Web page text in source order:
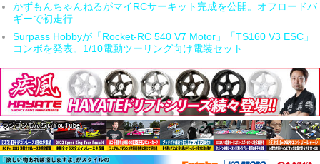
かずもんちゃんねるがマイRCサーキット完成を公開。オフロードバ
ギーで初走行
Surpass Hobbyが「Rocket-RC 540 V7 Motor」「TS160 V3 ESC」
コンボを発表。1/10電動ツーリング向け電装セット